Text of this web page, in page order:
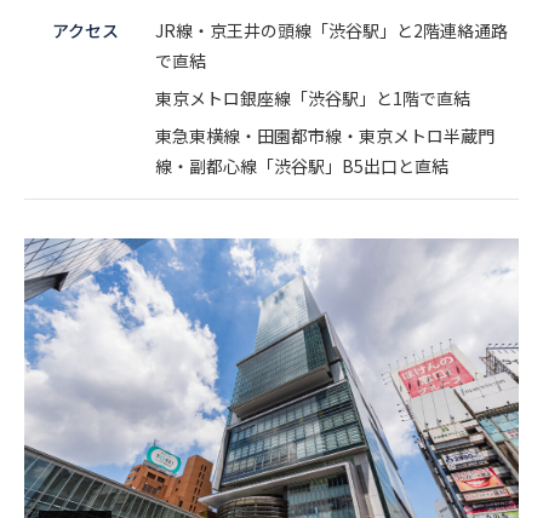
アクセス
JR線・京王井の頭線「渋谷駅」と2階連絡通路
で直結
東京メトロ銀座線「渋谷駅」と1階で直結
東急東横線・田園都市線・東京メトロ半蔵門
線・副都心線「渋谷駅」B5出口と直結